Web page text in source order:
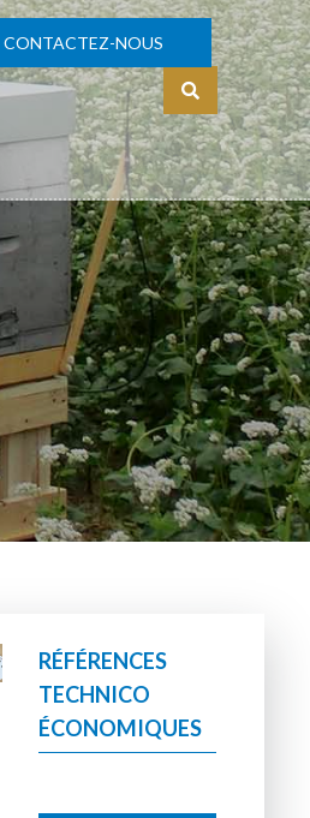
CONTACTEZ-NOUS
S'identifier
RÉFÉRENCES
TECHNICO
ÉCONOMIQUES